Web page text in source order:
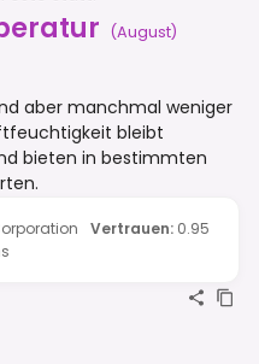
(August)
aber manchmal weniger
bleibt
bieten in bestimmten
Vertrauen: 0.95